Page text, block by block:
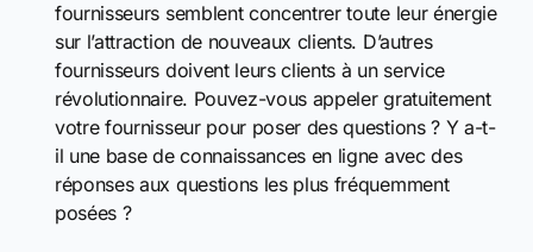
fournisseurs semblent concentrer toute leur énergie
sur l’attraction de nouveaux clients. D’autres
fournisseurs doivent leurs clients à un service
révolutionnaire. Pouvez-vous appeler gratuitement
votre fournisseur pour poser des questions ? Y a-t-
il une base de connaissances en ligne avec des
réponses aux questions les plus fréquemment
posées ?